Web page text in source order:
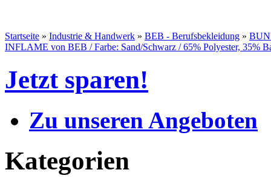
Startseite » Industrie & Handwerk » BEB - Berufsbekleidung »
INFLAME von BEB / Farbe: Sand/Schwarz / 65% Polyester, 35%
Jetzt sparen!
Zu unseren Angeboten
Kategorien